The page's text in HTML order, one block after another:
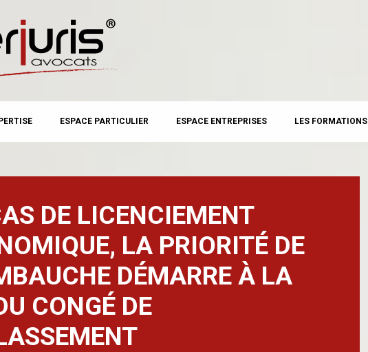
ESPACE PARTICULIER ESPACE ENTREPRISES LES FORMATIONS
DE LICENCIEMENT
LA PRIORITÉ DE
DÉMARRE À LA
CONGÉ DE